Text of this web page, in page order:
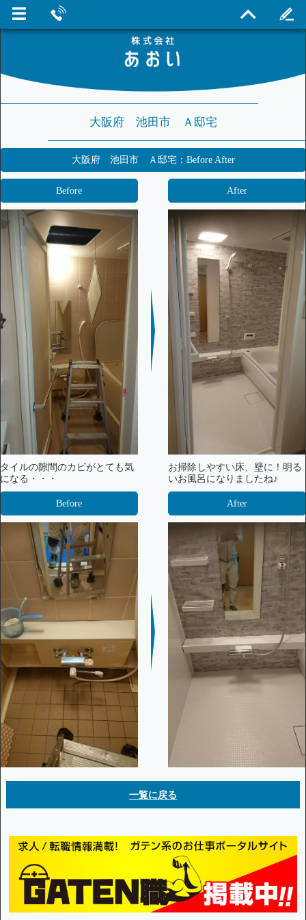
大阪府 池田市 Ａ邸宅
大阪府 池田市 Ａ邸宅：Before After
Before
タイルの隙間のカビがとても気
になる・・・
After
お掃除しやすい床、壁に！明る
いお風呂になりましたね♪
Before After
一覧に戻る